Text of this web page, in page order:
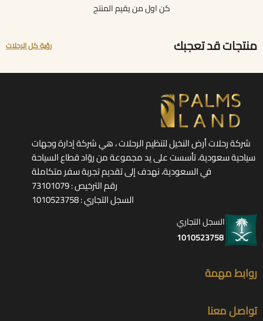
كن اول من يقيم المنتج
منتجات قد تعجبك رؤية كل الرحلات
شركة رحلات أرض النخيل لتنظيم الرحلات ، هي شركة إدارة وجهات
سياحية سعودية، تأسست على يد مجموعة من روّاد قطاع السياحة
في السعودية، نهدف إلى تقديم تجربة سفر متكاملة
رقم الترخيص : 73101079
السجل التجاري : 1010523758
السجل التجاري
1010523758
روابط مهمة
تواصل معنا